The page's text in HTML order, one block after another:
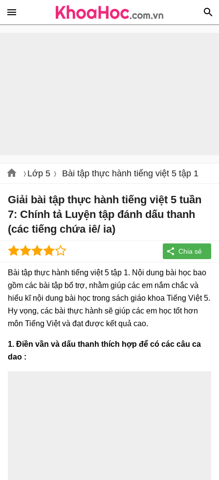
Lớp 5 Bài tập thực hành tiếng việt 5 tập 1
Giải bài tập thực hành tiếng việt 5 tuần
7: Chính tả Luyện tập đánh dấu thanh
(các tiếng chứa iê/ ia)
Bài tập thực hành tiếng việt 5 tập 1. Nội dung bài học bao
gồm các bài tập bổ trợ, nhằm giúp các em nắm chắc và
hiểu kĩ nội dung bài học trong sách giáo khoa Tiếng Việt 5.
Hy vọng, các bài thực hành sẽ giúp các em học tốt hơn
môn Tiếng Việt và đạt được kết quả cao.
1. Điền vần và dấu thanh thích hợp để có các câu ca
dao :